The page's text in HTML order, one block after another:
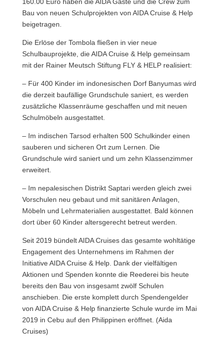
Bau von neuen Schulprojekten von AIDA Cruise & Help
beigetragen.
Die Erlöse der Tombola fließen in vier neue
Schulbauprojekte, die AIDA Cruise & Help gemeinsam
mit der Rainer Meutsch Stiftung FLY & HELP realisiert:
– Für 400 Kinder im indonesischen Dorf Banyumas wird
die derzeit baufällige Grundschule saniert, es werden
zusätzliche Klassenräume geschaffen und mit neuen
Schulmöbeln ausgestattet.
– Im indischen Tarsod erhalten 500 Schulkinder einen
sauberen und sicheren Ort zum Lernen. Die
Grundschule wird saniert und um zehn Klassenzimmer
erweitert.
– Im nepalesischen Distrikt Saptari werden gleich zwei
Vorschulen neu gebaut und mit sanitären Anlagen,
Möbeln und Lehrmaterialien ausgestattet. Bald können
dort über 60 Kinder altersgerecht betreut werden.
Seit 2019 bündelt AIDA Cruises das gesamte wohltätige
Engagement des Unternehmens im Rahmen der
Initiative AIDA Cruise & Help. Dank der vielfältigen
Aktionen und Spenden konnte die Reederei bis heute
bereits den Bau von insgesamt zwölf Schulen
anschieben. Die erste komplett durch Spendengelder
von AIDA Cruise & Help finanzierte Schule wurde im Mai
2019 in Cebu auf den Philippinen eröffnet. (Aida
Cruises)